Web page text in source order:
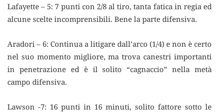
Lafayette – 5: 7 punti con 2/8 al tiro, tanta fatica in regia ed
alcune scelte incomprensibili. Bene la parte difensiva.
Aradori – 6: Continua a litigare dall’arco (1/4) e non è certo
nel suo momento migliore, ma trova canestri importanti
in penetrazione ed è il solito “cagnaccio” nella metà
campo difensiva.
Lawson -7: 16 punti in 16 minuti, solito fattore sotto le